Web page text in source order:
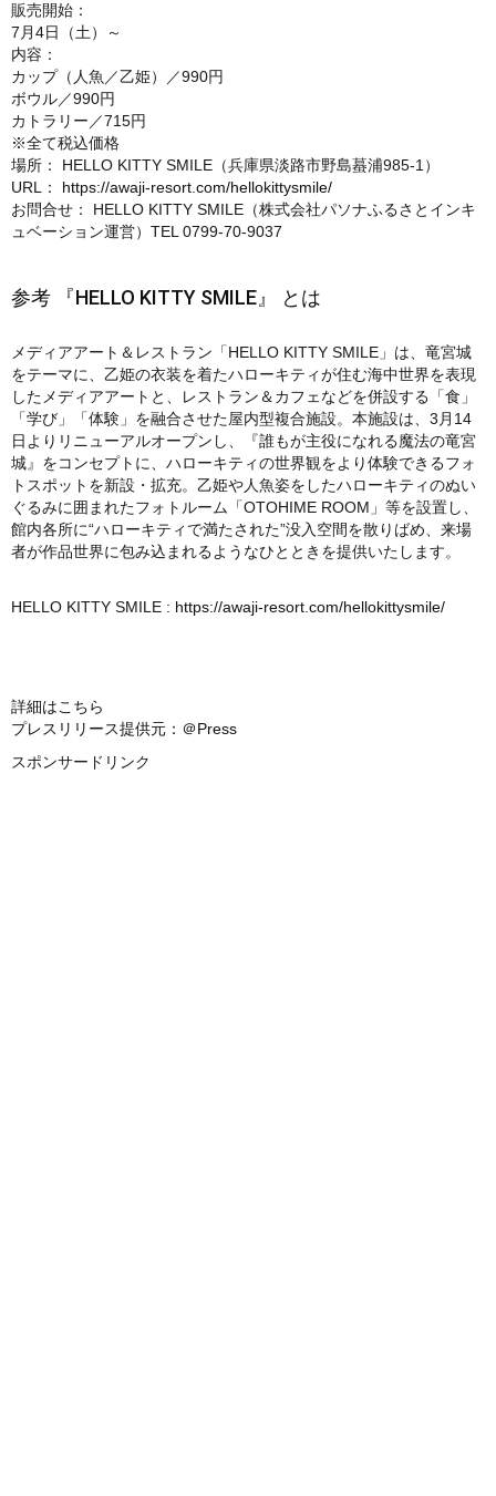
販売開始：
7月4日（土）～
内容：
カップ（人魚／乙姫）／990円
ボウル／990円
カトラリー／715円
※全て税込価格
場所： HELLO KITTY SMILE（兵庫県淡路市野島蟇浦985-1）
URL： https://awaji-resort.com/hellokittysmile/
お問合せ： HELLO KITTY SMILE（株式会社パソナふるさとインキ
ュベーション運営）TEL 0799-70-9037
参考 『HELLO KITTY SMILE』 とは
メディアアート＆レストラン「HELLO KITTY SMILE」は、竜宮城
をテーマに、乙姫の衣装を着たハローキティが住む海中世界を表現
したメディアアートと、レストラン＆カフェなどを併設する「食」
「学び」「体験」を融合させた屋内型複合施設。本施設は、3月14
日よりリニューアルオープンし、『誰もが主役になれる魔法の竜宮
城』をコンセプトに、ハローキティの世界観をより体験できるフォ
トスポットを新設・拡充。乙姫や人魚姿をしたハローキティのぬい
ぐるみに囲まれたフォトルーム「OTOHIME ROOM」等を設置し、
館内各所に“ハローキティで満たされた”没入空間を散りばめ、来場
者が作品世界に包み込まれるようなひとときを提供いたします。
HELLO KITTY SMILE : https://awaji-resort.com/hellokittysmile/
詳細はこちら
プレスリリース提供元：＠Press
スポンサードリンク